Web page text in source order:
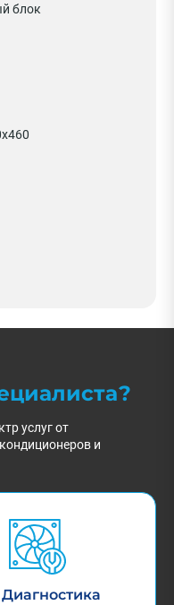
блок
услуг от
и
Диагностика